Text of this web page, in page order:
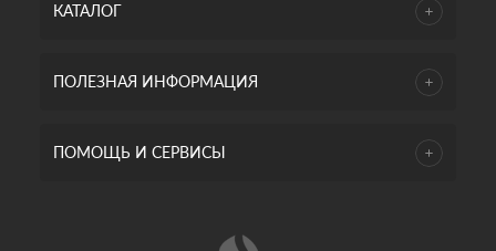
КАТАЛОГ
ПОЛЕЗНАЯ ИНФОРМАЦИЯ
ПОМОЩЬ И СЕРВИСЫ